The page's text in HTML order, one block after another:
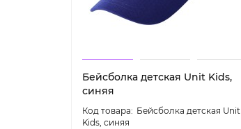
Бейсболка детская Unit Kids,
синяя
Бейсболка детская Unit
Kids, синяя